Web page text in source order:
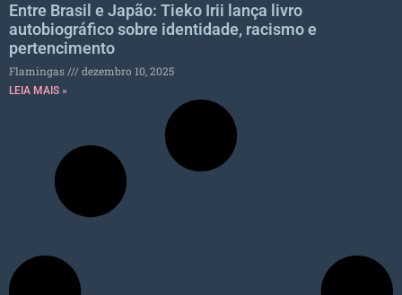
Entre Brasil e Japão: Tieko Irii lança livro
autobiográfico sobre identidade, racismo e
pertencimento
Flamingas dezembro 10, 2025
LEIA MAIS »